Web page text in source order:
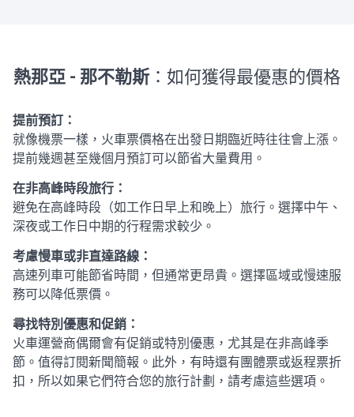
熱那亞 - 那不勒斯 ：如何獲得最優惠的價格
提前預訂：
就像機票一樣，火車票價格在出發日期臨近時往往會上漲。
提前幾週甚至幾個月預訂可以節省大量費用。
在非高峰時段旅行：
避免在高峰時段（如工作日早上和晚上）旅行。選擇中午、
深夜或工作日中期的行程需求較少。
考慮慢車或非直達路線：
高速列車可能節省時間，但通常更昂貴。選擇區域或慢速服
務可以降低票價。
尋找特別優惠和促銷：
火車運營商偶爾會有促銷或特別優惠，尤其是在非高峰季
節。值得訂閱新聞簡報。此外，有時還有團體票或返程票折
扣，所以如果它們符合您的旅行計劃，請考慮這些選項。